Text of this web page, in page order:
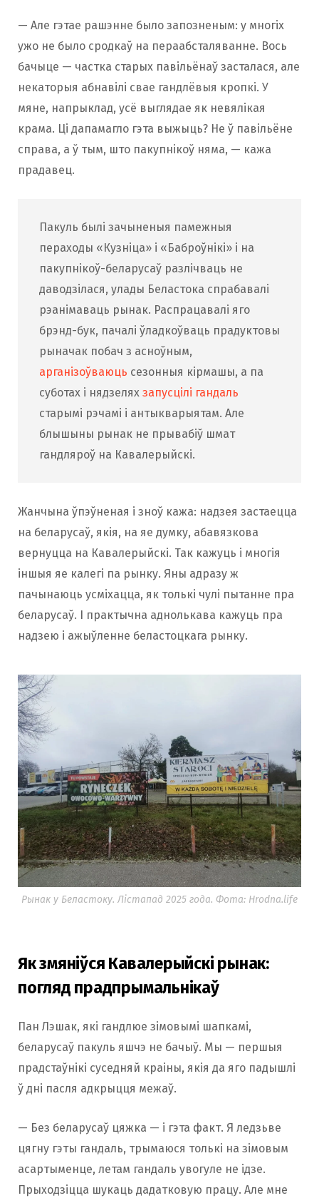
— Але гэтае рашэнне было запозненым: у многіх
ужо не было сродкаў на пераабсталяванне. Вось
бачыце — частка старых павільёнаў засталася, але
некаторыя абнавілі свае гандлёвыя кропкі. У
мяне, напрыклад, усё выглядае як невялікая
крама. Ці дапамагло гэта выжыць? Не ў павільёне
справа, а ў тым, што пакупнікоў няма, — кажа
прадавец.
Пакуль былі зачыненыя памежныя
пераходы «Кузніца» і «Баброўнікі» і на
пакупнікоў-беларусаў разлічваць не
даводзілася, улады Беластока спрабавалі
рэанімаваць рынак. Распрацавалі яго
брэнд-бук, пачалі ўладкоўваць прадуктовы
рыначак побач з асноўным,
арганізоўваюць сезонныя кірмашы, а па
суботах і нядзелях запусцілі гандаль
старымі рэчамі і антыкварыятам. Але
блышыны рынак не прывабіў шмат
гандляроў на Кавалерыйскі.
Жанчына ўпэўненая і зноў кажа: надзея застаецца
на беларусаў, якія, на яе думку, абавязкова
вернуцца на Кавалерыйскі. Так кажуць і многія
іншыя яе калегі па рынку. Яны адразу ж
пачынаюць усміхацца, як толькі чулі пытанне пра
беларусаў. І практычна аднолькава кажуць пра
надзею і ажыўленне беластоцкага рынку.
Рынак у Беластоку. Лістапад 2025 года. Фота: Hrodna.life
Як змяніўся Кавалерыйскі рынак:
погляд прадпрымальнікаў
Пан Лэшак, які гандлюе зімовымі шапкамі,
беларусаў пакуль яшчэ не бачыў. Мы — першыя
прадстаўнікі суседняй краіны, якія да яго падышлі
ў дні пасля адкрыцця межаў.
— Без беларусаў цяжка — і гэта факт. Я ледзьве
цягну гэты гандаль, трымаюся толькі на зімовым
асартыменце, летам гандаль увогуле не ідзе.
Прыходзіцца шукаць дадатковую працу. Але мне